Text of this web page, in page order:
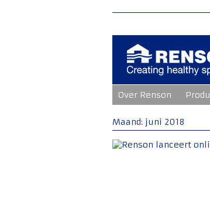
naar
de
inhoud
Over Renson
Maand: juni 2018